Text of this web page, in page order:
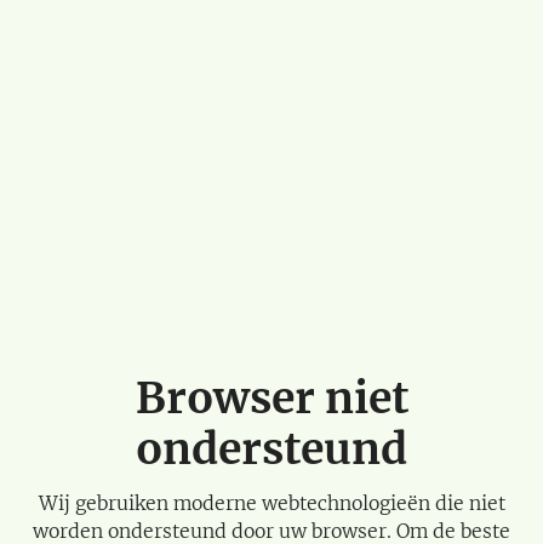
Browser niet
ondersteund
Wij gebruiken moderne webtechnologieën die niet
worden ondersteund door uw browser. Om de beste